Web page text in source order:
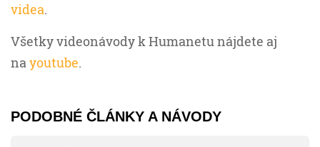
videa.
Všetky videonávody k Humanetu nájdete aj
nayoutube.
PODOBNÉ ČLÁNKY A NÁVODY